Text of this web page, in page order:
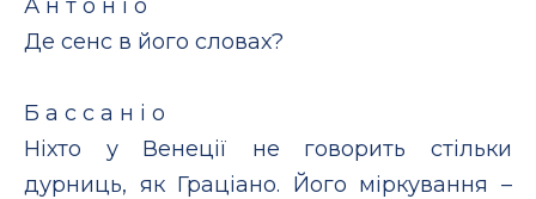
А н т о н і о
Де сенс в його словах?
Б а с с а н і о
Ніхто у Венеції не говорить стільки
дурниць, як Граціано. Його міркування –